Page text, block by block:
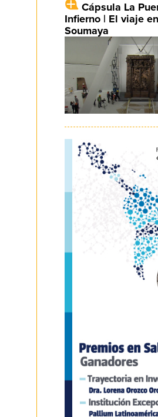
Cápsula La
Infierno | El viaje
Soumaya